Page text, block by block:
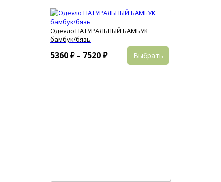
Одеяло НАТУРАЛЬНЫЙ БАМБУК
бамбук/бязь
5360₽ – 7520₽ДиапазонВыбрать